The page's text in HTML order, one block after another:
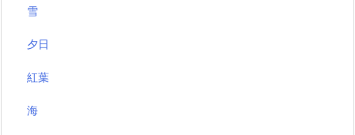
雪
夕日
紅葉
海